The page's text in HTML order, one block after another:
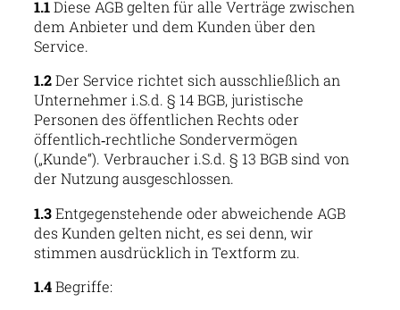
1.1Diese AGB gelten für alle Verträge zwischen
dem Anbieter und dem Kunden über den
Service.
1.2Der Service richtet sich ausschließlich an
Unternehmer i.S.d. § 14 BGB, juristische
Personen des öffentlichen Rechts oder
öffentlich‑rechtliche Sondervermögen
(„Kunde“). Verbraucher i.S.d. § 13 BGB sind von
der Nutzung ausgeschlossen.
1.3Entgegenstehende oder abweichende AGB
des Kunden gelten nicht, es sei denn, wir
stimmen ausdrücklich in Textform zu.
1.4Begriffe: